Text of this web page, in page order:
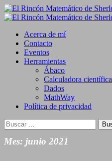
Saltar
al
Primary
Acerca de mí
Contacto
Eventos
Herramientas
Ábaco
Calculadora científica
Dados
MathWay
Política de privacidad
Buscar:
Mes: junio 2021